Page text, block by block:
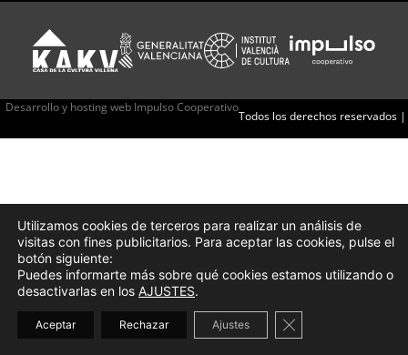
Todos los derechos reservados |
Desarrollo y hosting web Impulso Cooperativo
Utilizamos cookies de terceros para realizar un análisis de
visitas con fines publicitarios. Para aceptar las cookies, pulse el
botón siguiente:
Puedes informarte más sobre qué cookies estamos utilizando o
desactivarlas en los AJUSTES.
Aceptar Rechazar Ajustes Cerrar el banner de